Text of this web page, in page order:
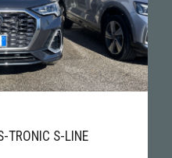
TRONIC S-LINE